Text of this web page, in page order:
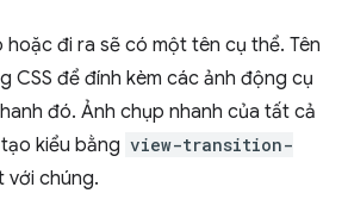
hoặc đi ra sẽ có một tên cụ thể. Tên
CSS để đính kèm các ảnh động cụ
đó. Ảnh chụp nhanh của tất cả
kiểu bằng view-transition-
với chúng.